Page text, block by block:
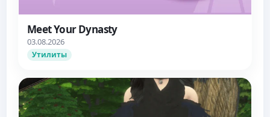
Meet Your Dynasty
03.08.2026
Утилиты